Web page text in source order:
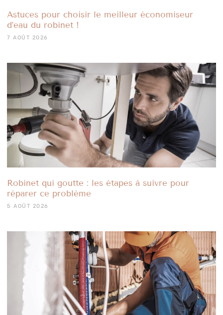
Astuces pour choisir le meilleur économiseur
d’eau du robinet !
7 AOÛT 2026
Robinet qui goutte : les étapes à suivre pour
réparer ce problème
5 AOÛT 2026